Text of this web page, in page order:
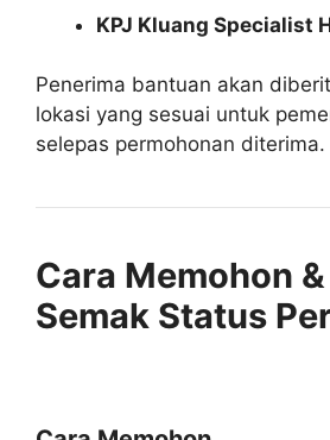
KPJ Kluang Specialist
Penerima bantuan akan
lokasi yang sesuai untuk
selepas permohonan diterima.
Cara Memohon
Semak Status